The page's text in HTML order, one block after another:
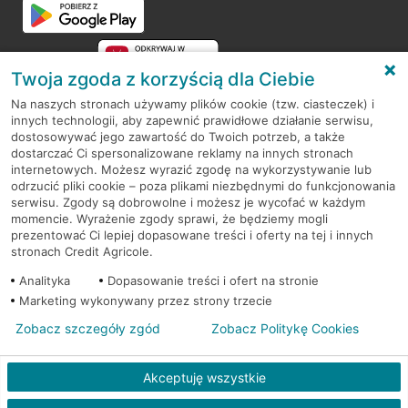
RODO
Regulamin serwisu
Mapa serwisu
PolitykaCookies
© 2026 Credit Agricole Bank Polska S.A. Wszelkie prawa zastrzeżone
Twoja zgoda z korzyścią dla Ciebie
Na naszych stronach używamy plików cookie (tzw. ciasteczek) i
innych technologii, aby zapewnić prawidłowe działanie serwisu,
dostosowywać jego zawartość do Twoich potrzeb, a także
dostarczać Ci spersonalizowane reklamy na innych stronach
internetowych. Możesz wyrazić zgodę na wykorzystywanie lub
odrzucić pliki cookie – poza plikami niezbędnymi do funkcjonowania
serwisu. Zgody są dobrowolne i możesz je wycofać w każdym
momencie. Wyrażenie zgody sprawi, że będziemy mogli
prezentować Ci lepiej dopasowane treści i oferty na tej i innych
stronach Credit Agricole.
Analityka
Dopasowanie treści i ofert na stronie
Marketing wykonywany przez strony trzecie
Akceptuję wszystkie
Zobacz szczegóły zgód Zobacz Politykę Cookies